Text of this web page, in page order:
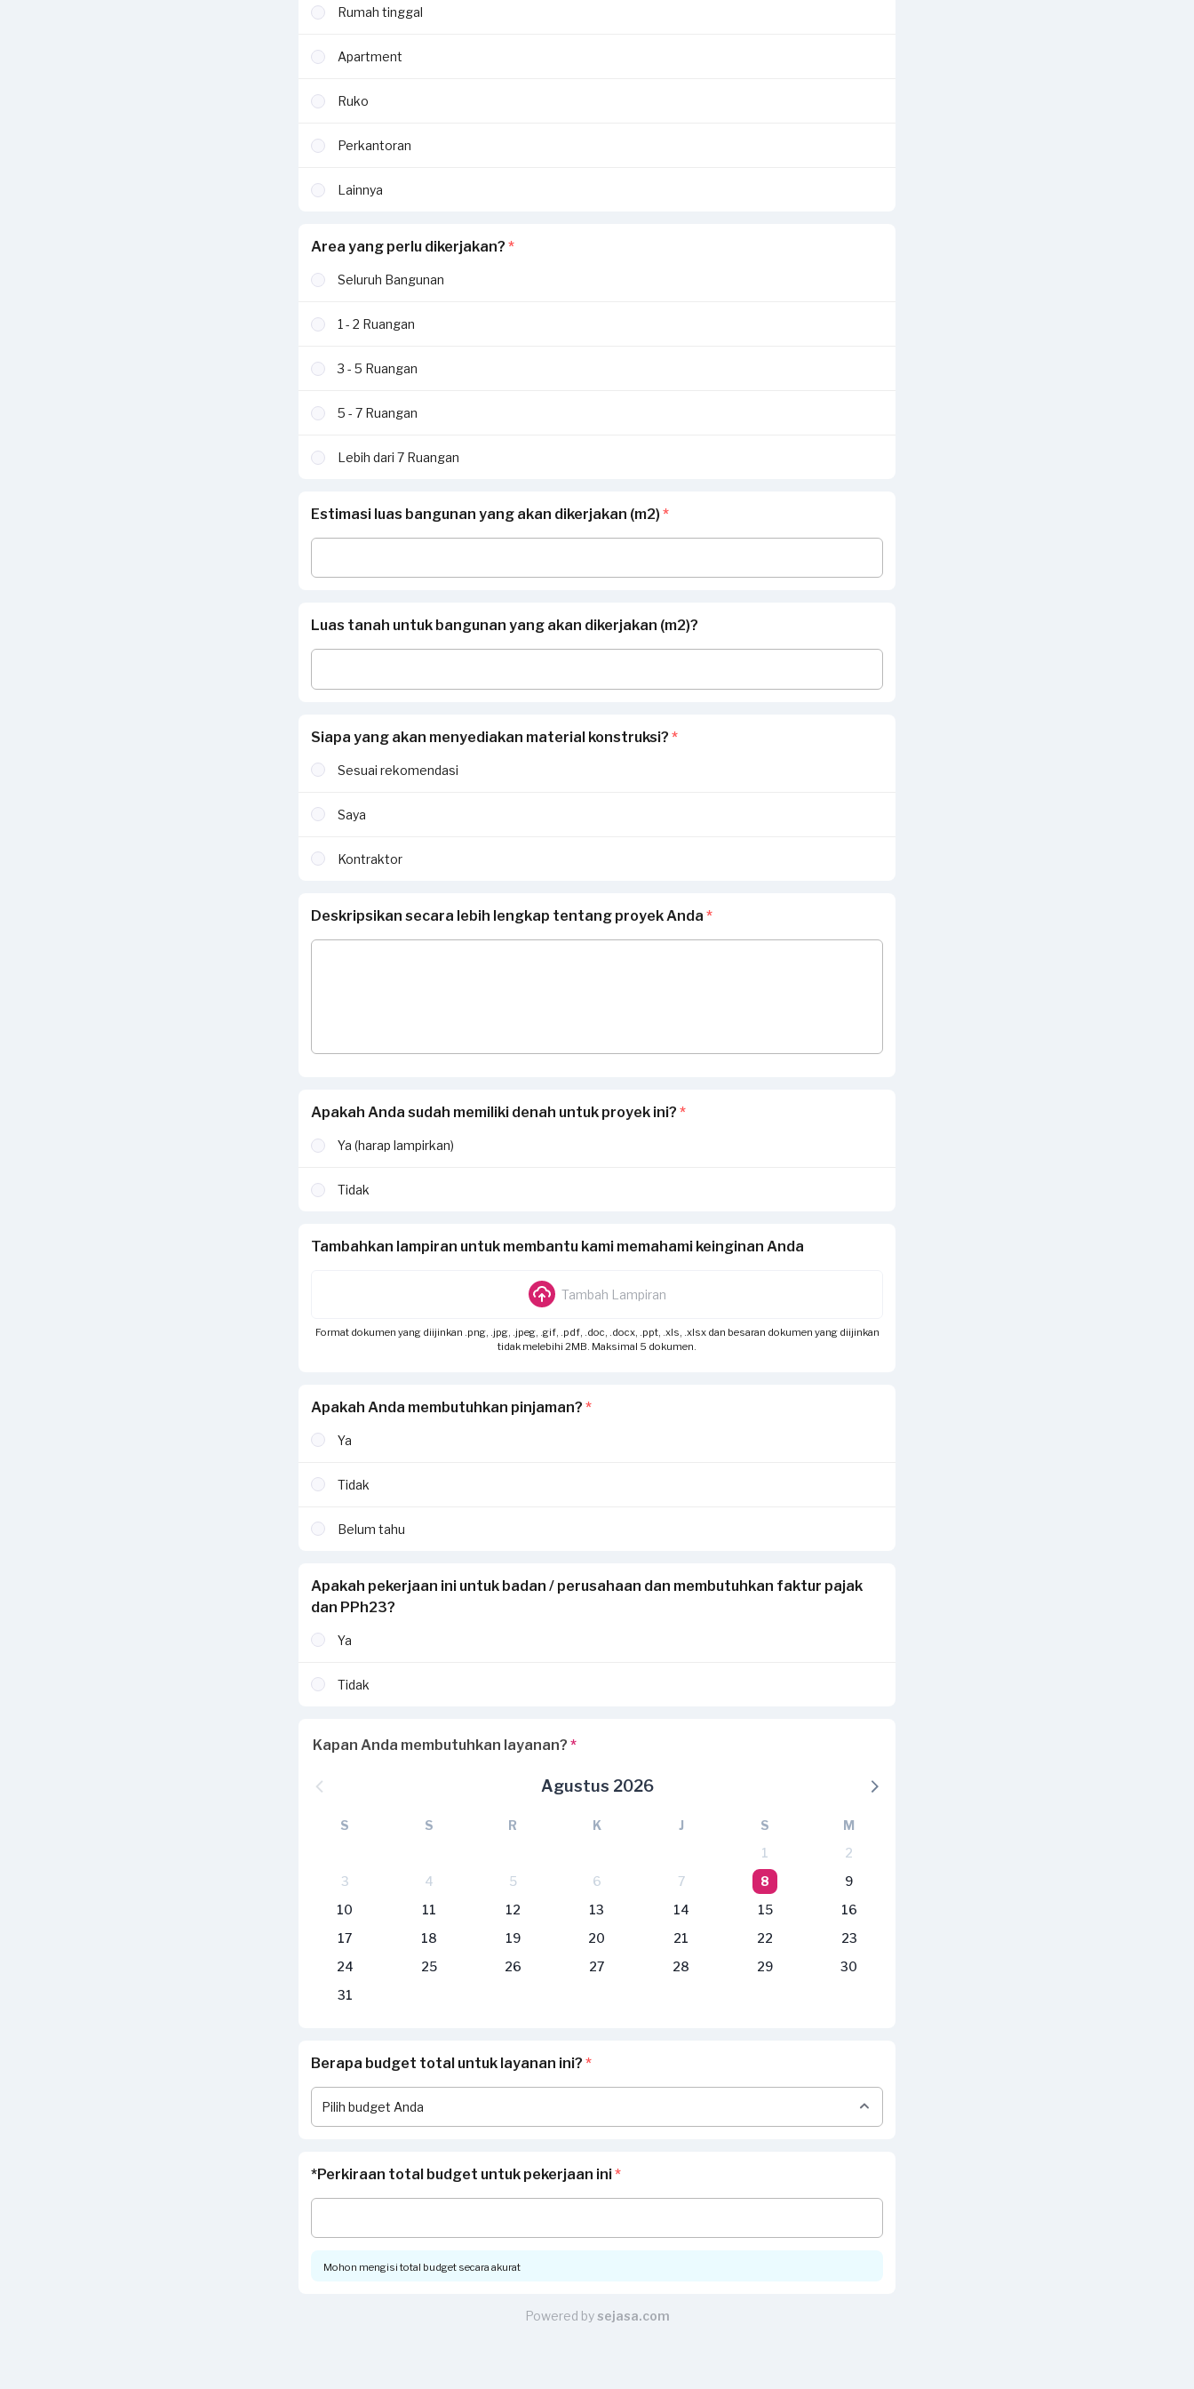
Rumah tinggal
Apartment
Ruko
Perkantoran
Lainnya
Area yang perlu dikerjakan? *
Seluruh Bangunan
1 - 2 Ruangan
3 - 5 Ruangan
5 - 7 Ruangan
Lebih dari 7 Ruangan
Estimasi luas bangunan yang akan dikerjakan (m2) *
Luas tanah untuk bangunan yang akan dikerjakan (m2)?
Siapa yang akan menyediakan material konstruksi? *
Sesuai rekomendasi
Saya
Kontraktor
Deskripsikan secara lebih lengkap tentang proyek Anda *
Apakah Anda sudah memiliki denah untuk proyek ini? *
Ya (harap lampirkan)
Tidak
Tambahkan lampiran untuk membantu kami memahami keinginan Anda
Tambah Lampiran
Format dokumen yang diijinkan .png, .jpg, .jpeg, .gif, .pdf, .doc, .docx, .ppt, .xls, .xlsx dan besaran dokumen yang diijinkan
tidak melebihi 2MB. Maksimal 5 dokumen.
Apakah Anda membutuhkan pinjaman? *
Ya
Tidak
Belum tahu
Apakah pekerjaan ini untuk badan / perusahaan dan membutuhkan faktur pajak
dan PPh23?
Ya
Tidak
Kapan Anda membutuhkan layanan? *
Agustus 2026
S S R K J S
M
1
2
3
4 5 6 7 8
9
10
11 12 13 14 15
16
17
18 19 20 21 22
23
24
25 26 27 28 29
30
31
Berapa budget total untuk layanan ini? *
*Perkiraan total budget untuk pekerjaan ini*
Mohon mengisi total budget secara akurat
Powered bysejasa.com